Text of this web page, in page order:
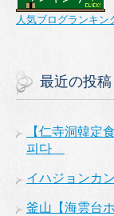
人気ブログランキン
最近の投稿
【仁寺洞韓定
피다
イハジョンカ
釜山【海雲台